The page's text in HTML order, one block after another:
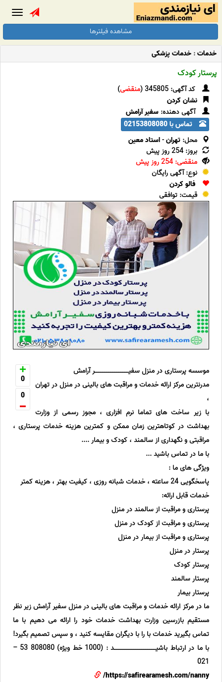
مشاهده فیلترها
خدمات: خدمات پزشکی
پرستار کودک
کد آگهی: 345805 ( منقضی)
نشان کردن
آگهی دهنده: سفیر آرامش
تماس با 02153808080
محل: تهران-استاد معین
بروز: 254 روز پیش
منقضی: 254 روز پیش
نوع: آگهی رایگان
فالو کردن
قیمت: توافقی
0
0
موسسه پرستاری در منزل سفیـــــــــــــــــر آرامش
مدرنترین مرکز ارائه خدمات و مراقبت های بالینی در منزل در تهران
،
با زیر ساخت های تماما نرم افزاری ، مجوز رسمی از وزارت
بهداشت در کوتاهترین زمان ممکن و کمترین هزینه خدمات پرستاری ،
مراقبتی و نگهداری از سالمند ، کودک و بیمار ....
با ما در تماس باشید ...
ویژگی های ما :
پاسخگویی 24 ساعته ، خدمات شبانه روزی ، کیفیت بهتر ، هزینه کمتر
خدمات قابل ارائه:
پرستاری و مراقبت از سالمند در منزل
پرستاری و مراقبت از کودک در منزل
پرستاری و مراقبت از بیمار در منزل
پرستار در منزل
پرستار کودک
پرستار سالمند
پرستار بیمار
ما در مرکز ارائه خدمات و مراقبت های بالینی در منزل سفیر آرامش زیر نظر
مستقیم بازرسین وزارت بهداشت خدمات خود را ارائه می دهیم با ما
تماس بگیرید خدمات با را با دیگران مقایسه کنید ، و سپس تصمیم بگیرد!
با ما در ارتباط باشیـــــــــــــــــــــد : (1000 خط ویژه) 808080 53 –
021
https://safirearamesh.com/nanny/